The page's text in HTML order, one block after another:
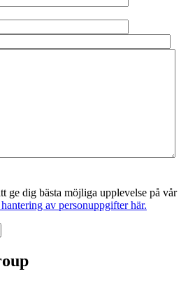
ge dig bästa möjliga upplevelse på vår
av personuppgifter här.